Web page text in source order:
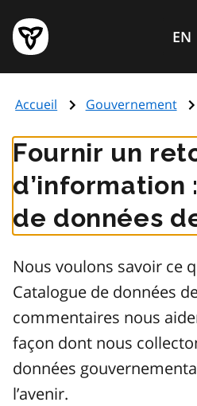
au
contenu
principal
Page
d'accueil
de
EN
Accueil Gouvernement
Fournir un
d’information
de données
Nous voulons savoir ce
Catalogue de données
commentaires nous
façon dont nous
données
l’avenir.